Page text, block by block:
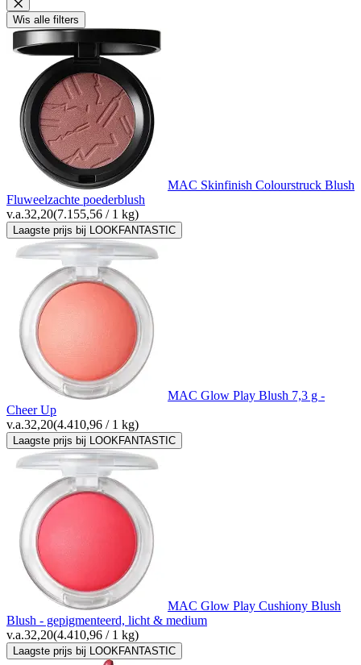
Wis alle filters
MAC Skinfinish Colourstruck Blush
Fluweelzachte poederblush
v.a.32,20(7.155,56 / 1 kg)
Laagste prijs bij LOOKFANTASTIC
MAC Glow Play Blush 7,3 g -
Cheer Up
v.a.32,20(4.410,96 / 1 kg)
Laagste prijs bij LOOKFANTASTIC
MAC Glow Play Cushiony Blush
Blush - gepigmenteerd, licht & medium
v.a.32,20(4.410,96 / 1 kg)
Laagste prijs bij LOOKFANTASTIC